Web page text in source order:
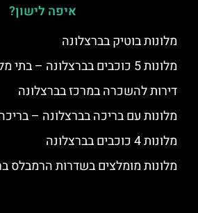
איפה לישון?
מלונות בוטיק בברצלונה
מלונות 5 כוכבים בברצלונה – בתי מלון יוקרתיים
דירות להשכרה במרכז בברצלונה
מלונות עם בריכה בברצלונה –
מלונות 4 כוכבים בברצלונה
מלונות מומלצים בשדרות הרמבלס